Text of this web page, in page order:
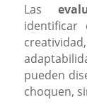
Las
identificar
pueden
choquen,